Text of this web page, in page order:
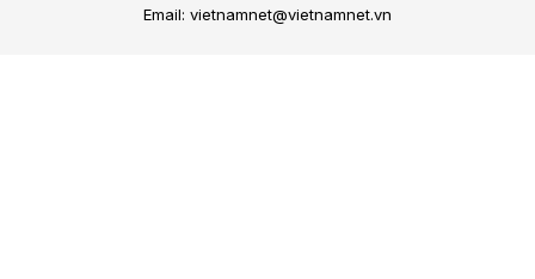
Email: vietnamnet@vietnamnet.vn